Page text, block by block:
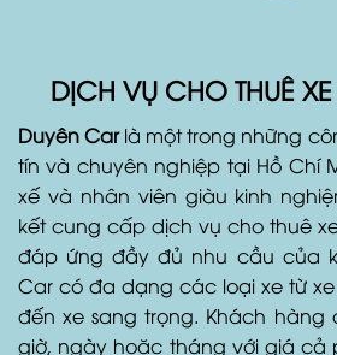
DỊCH VỤ CHO THUÊ
Duyên Carlà một trong những
tín và chuyên nghiệp tại Hồ Chí
xế và nhân viên giàu kinh
kết cung cấp dịch vụ cho thuê
đáp ứng đầy đủ nhu cầu của
Car có đa dạng các loại xe từ
đến xe sang trọng. Khách hàng
giờ, ngày hoặc tháng với giá cả